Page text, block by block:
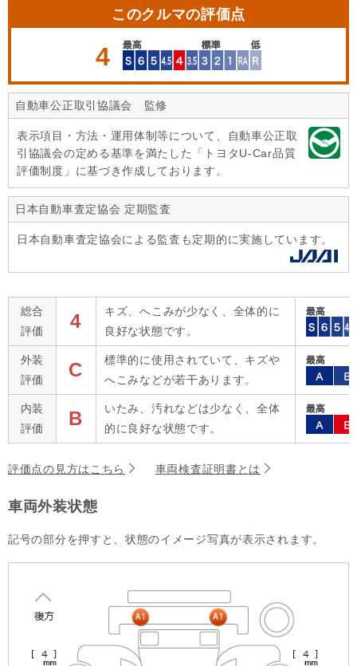
このクルマの評価点
4
自動車公正取引協議会 監修
表示項目・方法・運用体制等について、自動車公正取
引協議会の定める基準を満たした「トヨタU-Car品質
評価制度」に基づき作成しております。
日本自動車査定協会 定期監査
日本自動車査定協会による監査も定期的に実施しています。
総合
評価
4
キズ、へこみが少なく、全体的に
良好な状態です。
外装
評価
C
標準的に使用されていて、キズや
へこみなどが若干あります。
内装
評価
B
いたみ、汚れなどは少なく、全体
的に良好な状態です。
評価点の見方はこちら 車両検査証明書とは
車両外装状態
記号の部分を押すと、状態のイメージ写真が表示されます。